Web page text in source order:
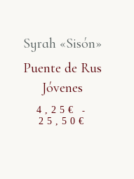
Syrah «Sisón»
Puente de Rus
Jóvenes
4,25 € -
25,50 €